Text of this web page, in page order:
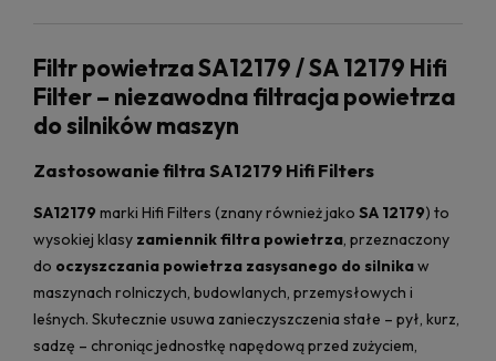
Filtr powietrza SA12179 / SA 12179 Hifi
Filter – niezawodna filtracja powietrza
do silników maszyn
Zastosowanie filtra SA12179 Hifi Filters
SA12179 marki Hifi Filters (znany również jako SA 12179) to
wysokiej klasy zamiennik filtra powietrza, przeznaczony
do oczyszczania powietrza zasysanego do silnikaw
maszynach rolniczych, budowlanych, przemysłowych i
leśnych. Skutecznie usuwa zanieczyszczenia stałe – pył, kurz,
sadzę – chroniąc jednostkę napędową przed zużyciem,